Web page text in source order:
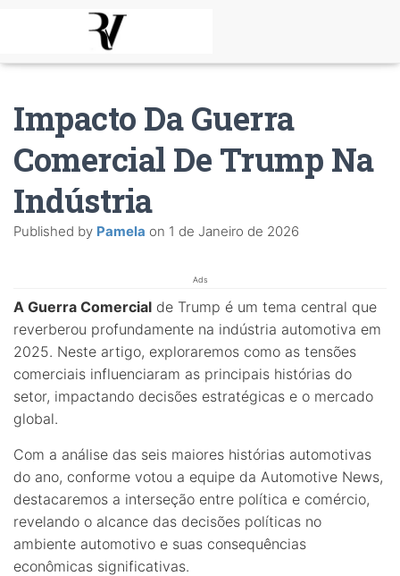
Impacto Da Guerra
Comercial De Trump Na
Indústria
Published by Pamela on 1 de Janeiro de 2026
Ads
A Guerra Comercial de Trump é um tema central que
reverberou profundamente na indústria automotiva em
2025. Neste artigo, exploraremos como as tensões
comerciais influenciaram as principais histórias do
setor, impactando decisões estratégicas e o mercado
global.
Com a análise das seis maiores histórias automotivas
do ano, conforme votou a equipe da Automotive News,
destacaremos a interseção entre política e comércio,
revelando o alcance das decisões políticas no
ambiente automotivo e suas consequências
econômicas significativas.